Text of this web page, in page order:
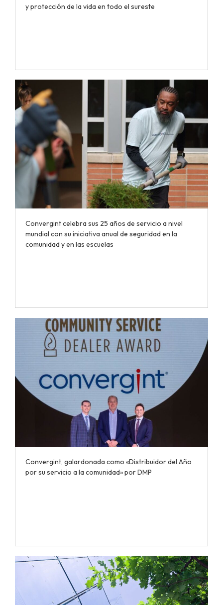
y protección de la vida en todo el sureste
Convergint celebra sus 25 años de servicio a nivel
mundial con su iniciativa anual de seguridad en la
comunidad y en las escuelas
Convergint, galardonada como «Distribuidor del Año
por su servicio a la comunidad» por DMP